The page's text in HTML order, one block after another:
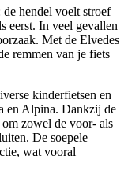
de hendel voelt stroef
eerst. In veel gevallen
Met de Elvedes
remmen van je fiets
kinderfietsen en
en Alpina. Dankzij de
zowel de voor- als
De soepele
wat vooral